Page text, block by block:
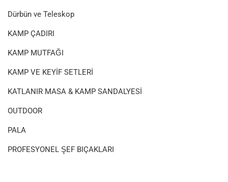
Dürbün ve Teleskop
KAMP ÇADIRI
KAMP MUTFAĞI
KAMP VE KEYİF SETLERİ
KATLANIR MASA & KAMP SANDALYESİ
OUTDOOR
PALA
PROFESYONEL ŞEF BIÇAKLARI